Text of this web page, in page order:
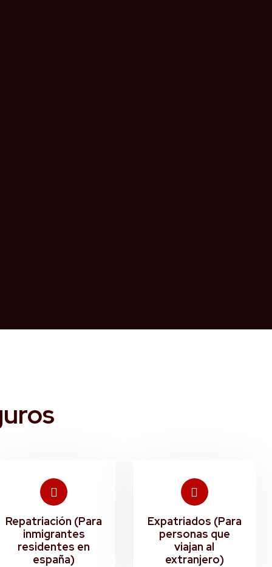
Repatriación (Para
inmigrantes
residentes en
españa)
Expatriados (Para
personas que
viajan al
extranjero)